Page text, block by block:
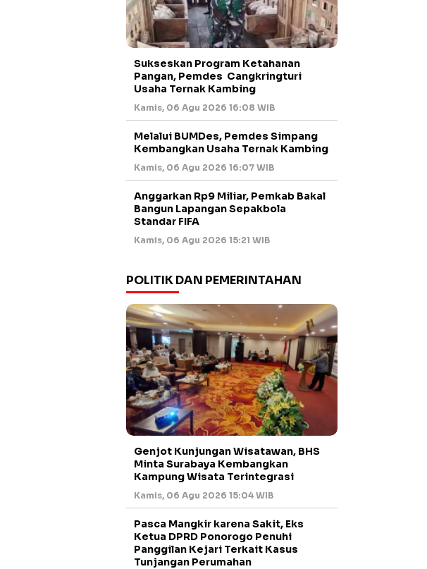
Sukseskan Program Ketahanan
Pangan, Pemdes Cangkringturi
Usaha Ternak Kambing
Kamis, 06 Agu 2026 16:08 WIB
Melalui BUMDes, Pemdes Simpang
Kembangkan Usaha Ternak Kambing
Kamis, 06 Agu 2026 16:07 WIB
Anggarkan Rp9 Miliar, Pemkab Bakal
Bangun Lapangan Sepakbola
Standar FIFA
Kamis, 06 Agu 2026 15:21 WIB
POLITIK DAN PEMERINTAHAN
Genjot Kunjungan Wisatawan, BHS
Minta Surabaya Kembangkan
Kampung Wisata Terintegrasi
Kamis, 06 Agu 2026 15:04 WIB
Pasca Mangkir karena Sakit, Eks
Ketua DPRD Ponorogo Penuhi
Panggilan Kejari Terkait Kasus
Tunjangan Perumahan